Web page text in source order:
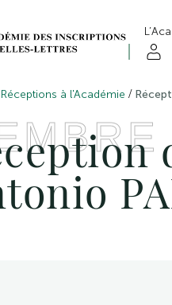
Réceptions à l'Académie /